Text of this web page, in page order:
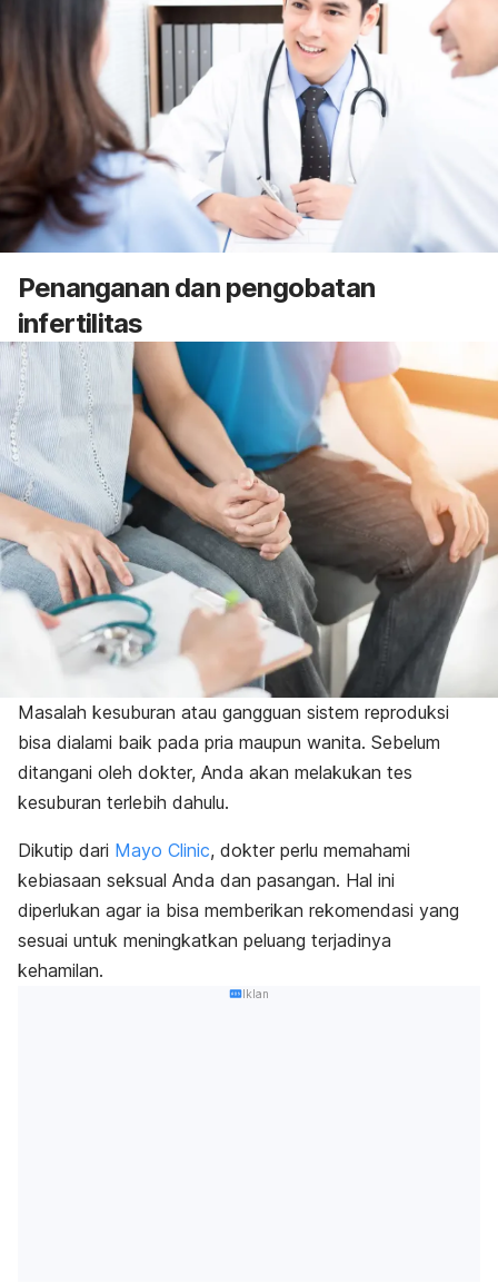
Penanganan dan pengobatan
infertilitas
Masalah kesuburan atau gangguan sistem reproduksi
bisa dialami baik pada pria maupun wanita. Sebelum
ditangani oleh dokter, Anda akan melakukan tes
kesuburan terlebih dahulu.
Dikutip dari Mayo Clinic, dokter perlu memahami
kebiasaan seksual Anda dan pasangan. Hal ini
diperlukan agar ia bisa memberikan rekomendasi yang
sesuai untuk meningkatkan peluang terjadinya
kehamilan.
Iklan